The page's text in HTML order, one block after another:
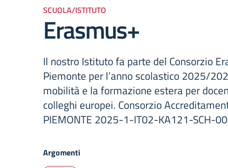
SCUOLA/ISTITUTO
Erasmus+
Il nostro Istituto fa parte del Consorzio
Piemonte per l’anno scolastico 2025/
mobilità e la formazione estera per
colleghi europei. Consorzio
PIEMONTE 2025-1-IT02-KA121-SCH-
Argomenti